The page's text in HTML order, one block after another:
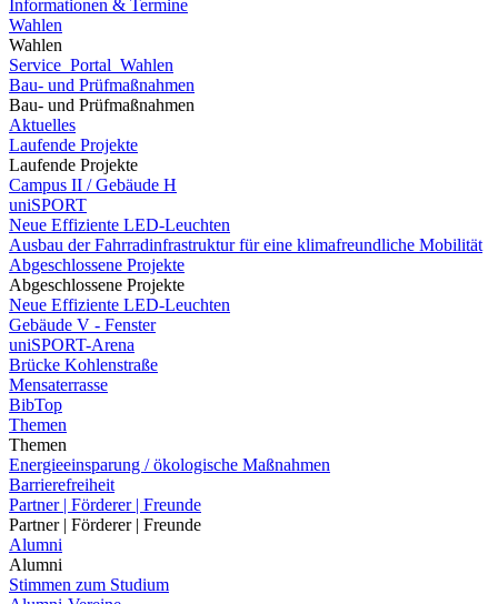
Informationen & Termine
Wahlen
Wahlen
Service_Portal_Wahlen
Bau- und Prüfmaßnahmen
Bau- und Prüfmaßnahmen
Aktuelles
Laufende Projekte
Laufende Projekte
Campus II / Gebäude H
uniSPORT
Neue Effiziente LED-Leuchten
Ausbau der Fahrradinfrastruktur für eine klimafreundliche Mobilität
Abgeschlossene Projekte
Abgeschlossene Projekte
Neue Effiziente LED-Leuchten
Gebäude V - Fenster
uniSPORT-Arena
Brücke Kohlenstraße
Mensaterrasse
BibTop
Themen
Themen
Energieeinsparung / ökologische Maßnahmen
Barrierefreiheit
Partner | Förderer | Freunde
Partner | Förderer | Freunde
Alumni
Alumni
Stimmen zum Studium